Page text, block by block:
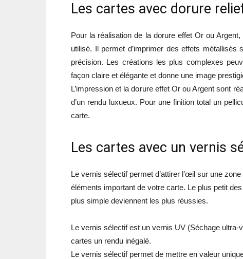
Les cartes avec dorure
Pour la réalisation de la dorure effet Or ou
utilisé. Il permet d’imprimer des effets
précision. Les créations les plus complexes
façon claire et élégante et donne une image
L’impression et la dorure effet Or ou Argent sont
d’un rendu luxueux. Pour une finition total un
carte.
Les cartes avec un vernis
Le vernis sélectif permet d’attirer l’œil sur une
éléments important de votre carte. Le plus petit
plus simple deviennent les plus réussies.
Le vernis sélectif est un vernis UV (Séchage
cartes un rendu inégalé.
Le vernis sélectif permet de mettre en valeur